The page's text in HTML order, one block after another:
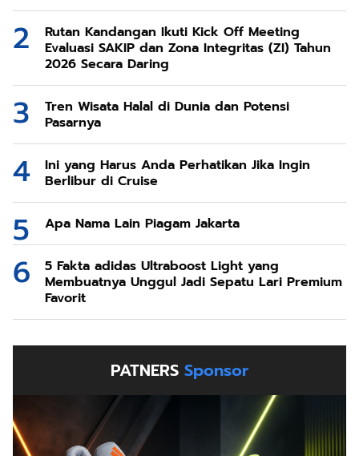
Rutan Kandangan Ikuti Kick Off Meeting
Evaluasi SAKIP dan Zona Integritas (ZI) Tahun
2026 Secara Daring
Tren Wisata Halal di Dunia dan Potensi
Pasarnya
Ini yang Harus Anda Perhatikan Jika Ingin
Berlibur di Cruise
Apa Nama Lain Piagam Jakarta
5 Fakta adidas Ultraboost Light yang
Membuatnya Unggul Jadi Sepatu Lari Premium
Favorit
PATNERS Sponsor